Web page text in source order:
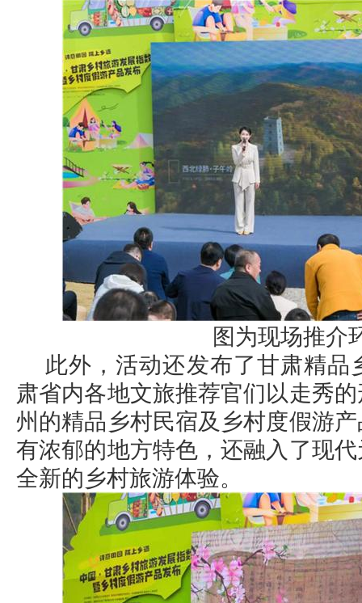
图为现场推介
此外，活动还发布了甘肃精品
肃省内各地文旅推荐官们以走秀
州的精品乡村民宿及乡村度假游
有浓郁的地方特色，还融入了现
全新的乡村旅游体验。